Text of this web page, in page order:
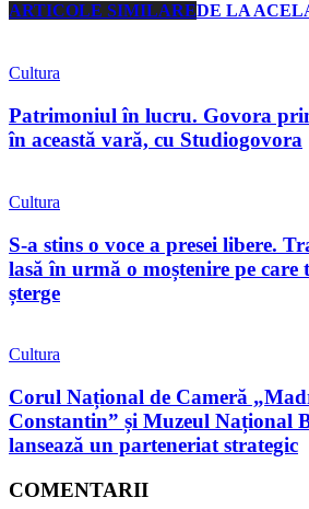
ARTICOLE SIMILAREDE LA
Cultura
Patrimoniul în lucru. Govora
în această vară, cu Studiogovora
Cultura
S-a stins o voce a presei libere.
lasă în urmă o moștenire pe
șterge
Cultura
Corul Național de Cameră
Constantin” și Muzeul Național
lansează un parteneriat strategic
COMENTARII